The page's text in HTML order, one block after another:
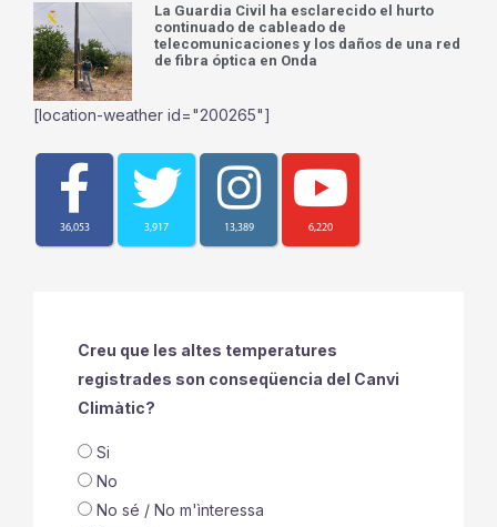
La Guardia Civil ha esclarecido el hurto
continuado de cableado de
telecomunicaciones y los daños de una red
de fibra óptica en Onda
[location-weather id="200265"]
36,053 3,917 13,389 6,220
Creu que les altes temperatures
registrades son conseqüencia del Canvi
Climàtic?
Si
No
No sé / No m'ìnteressa